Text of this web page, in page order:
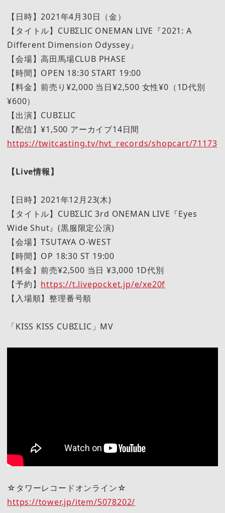
【日時】2021年4月30日（金）
【タイトル】CUBΣLIC ONEMAN LIVE『2021: A
Different Dimension Odyssey』
【会場】高田馬場CLUB PHASE
【時間】OPEN 18:30 START 19:00
【料金】前売り¥2,000 当日¥2,500 女性¥0（1D代別
¥600）
【出演】CUBΣLIC
【配信】¥1,500 アーカイブ14日間
https://twitcasting.tv/hvt_records/shopcart/71173
【Live情報】
【日時】2021年12月23(木)
【タイトル】CUBΣLIC 3rd ONEMAN LIVE『Eyes
Wide Shut』(黒服限定公演)
【会場】TSUTAYA O-WEST
【時間】OP 18:30 ST 19:00
【料金】前売¥2,500 当日 ¥3,000 1D代別
【予約】 https://t.livepocket.jp/e/xe20f
【入場順】整理番号順
「KISS KISS CUBΣLIC」MV
☆タワーレコードオンライン☆
https://tower.jp/item/5078202/